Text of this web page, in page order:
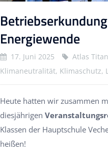
Energiewende
17. Juni 2025
Atlas
Klimaneutralität, Klimaschutz,
Heute hatten wir zusammen
diesjährigen
Klassen der Hauptschule
heißen!